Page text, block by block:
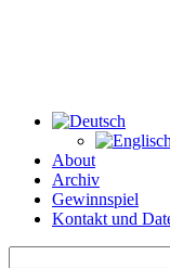
About
Archiv
Gewinnspiel
Kontakt und